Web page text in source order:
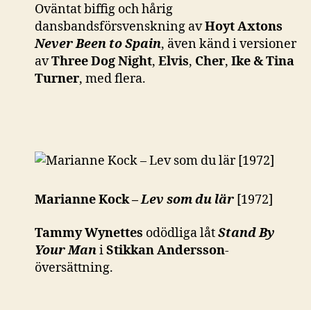
Oväntat biffig och hårig
dansbandsförsvenskning avHoyt Axtons
Never Been to Spain, även känd i versioner
avThree Dog Night, Elvis, Cher, Ike & Tina
Turner, med flera.
Marianne Kock –Lev som du lär [1972]
Tammy Wynettes odödliga låtStand By
Your ManiStikkan Andersson-
översättning.